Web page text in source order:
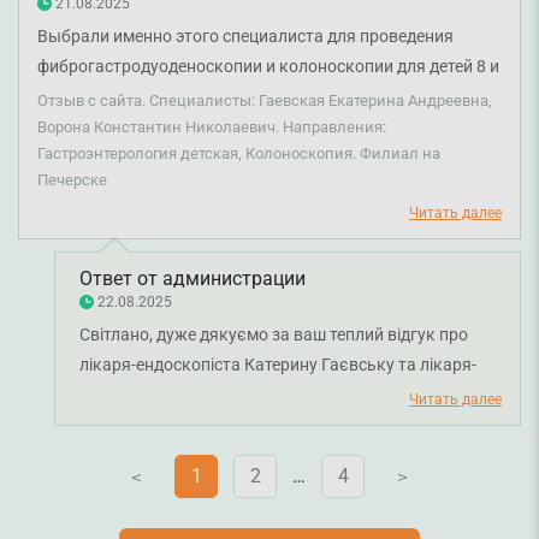
21.08.2025
Выбрали именно этого специалиста для проведения
фиброгастродуоденоскопии и колоноскопии для детей 8 и
11 лет. Врач компетентный, мастер своего дела.
Анестезиологическое сопровождение проводил Ворона
Константин Николаевич. Процедура прошла
максимально комфортно для уснувших и проснувшихся
детей с хорошим настроением и положительным
впечатлением от персонала клиники: начиная с врачей до
медицинских сестер!
Отзыв с сайта. Специалисты: Гаевская Екатерина Андреевна,
Ворона Константин Николаевич. Направления:
Гастроэнтерология детская, Колоноскопия. Филиал на
Печерске
Читать далее
Ответ от администрации
22.08.2025
Світлано, дуже дякуємо за ваш теплий відгук про
лікаря-ендоскопіста Катерину Гаєвську та лікаря-
анестезіолога Костянтина Ворону. Ми щиро раді, що і
діти, і ви залишилися задоволені проведенням
процедур та роботою всієї команди. Для нас
важливо, щоб маленькі пацієнти почувалися у
Читать далее
V 1 2 … 4 V